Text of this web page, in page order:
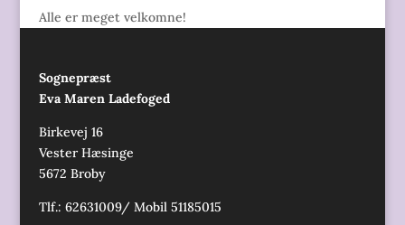
Alle er meget velkomne!
Sognepræst
Eva Maren Ladefoged
Birkevej 16
Vester Hæsinge
5672 Broby
Tlf.: 62631009/ Mobil 51185015